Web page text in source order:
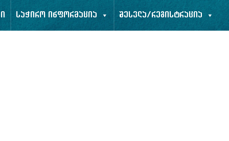
საჭირო ინფორმაცია შესვლა/რეგისტრაცია